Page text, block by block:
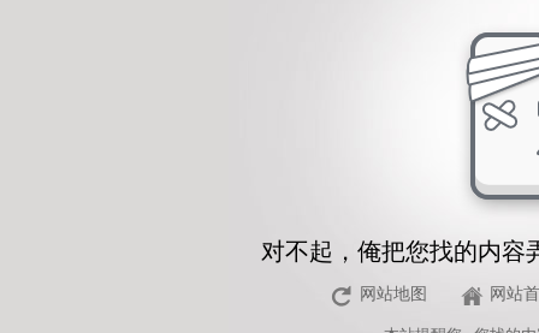
对不起，俺把您找的内容
网站地图 网站